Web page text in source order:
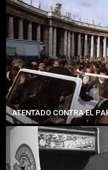
ATENTADO CONTRA EL